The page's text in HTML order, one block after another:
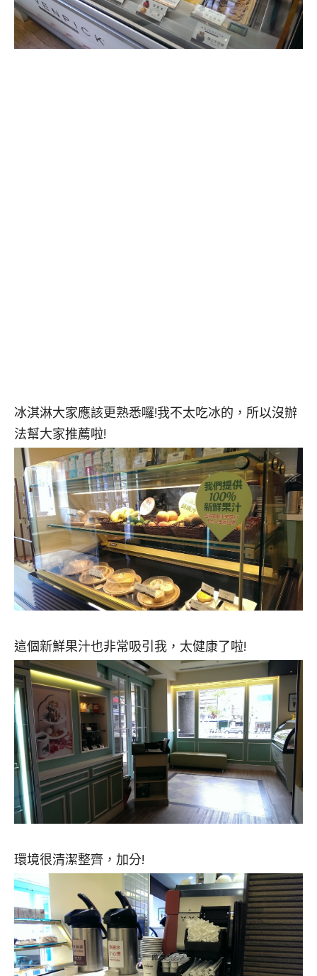
冰淇淋大家應該更熟悉囉!我不太吃冰的，所以沒辦
法幫大家推薦啦!
這個新鮮果汁也非常吸引我，太健康了啦!
環境很清潔整齊，加分!